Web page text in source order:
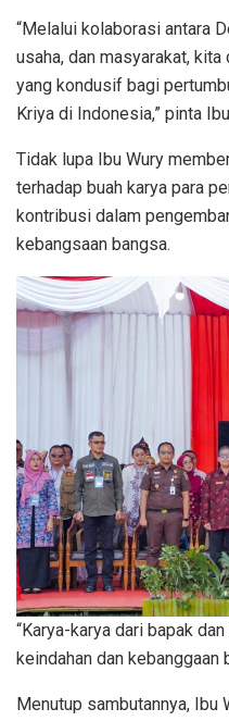
“Melalui kolaborasi antara
usaha, dan masyarakat,
yang kondusif bagi
Kriya di Indonesia,” pinta
Tidak lupa Ibu Wury
terhadap buah karya para
kontribusi dalam
kebangsaan bangsa.
“Karya-karya dari bapak
keindahan dan kebanggaan
Menutup sambutannya, Ibu